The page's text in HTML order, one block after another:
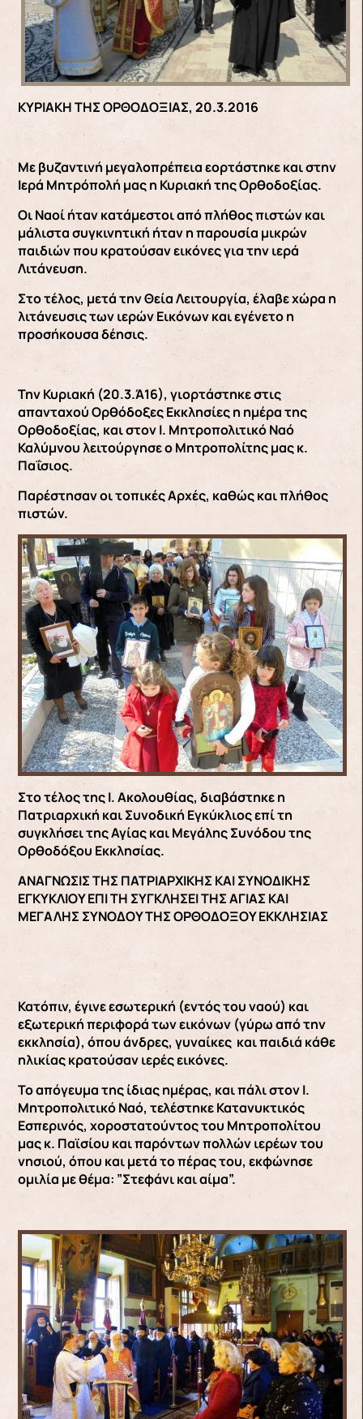
ΚΥΡΙΑΚΗ ΤΗΣ ΟΡΘΟΔΟΞΙΑΣ, 20.3.2016
Με βυζαντινή μεγαλοπρέπεια εορτάστηκε και στην
Ιερά Μητρόπολή μας η Κυριακή της Ορθοδοξίας.
Οι Ναοί ήταν κατάμεστοι από πλήθος πιστών και
μάλιστα συγκινητική ήταν η παρουσία μικρών
παιδιών που κρατούσαν εικόνες για την ιερά
Λιτάνευση.
Στο τέλος, μετά την Θεία Λειτουργία, έλαβε χώρα η
λιτάνευσις των ιερών Εικόνων και εγένετο η
προσήκουσα δέησις.
Την Κυριακή (20.3.Ά16), γιορτάστηκε στις
απανταχού Ορθόδοξες Εκκλησίες η ημέρα της
Ορθοδοξίας, και στον Ι. Μητροπολιτικό Ναό
Καλύμνου λειτούργησε ο Μητροπολίτης μας κ.
Παΐσιος.
Παρέστησαν οι τοπικές Αρχές, καθώς και πλήθος
πιστών.
Στο τέλος της Ι. Ακολουθίας, διαβάστηκε η
Πατριαρχική και Συνοδική Εγκύκλιος επί τη
συγκλήσει της Αγίας και Μεγάλης Συνόδου της
Ορθοδόξου Εκκλησίας.
ΑΝΑΓΝΩΣΙΣ ΤΗΣ ΠΑΤΡΙΑΡΧΙΚΗΣ ΚΑΙ ΣΥΝΟΔΙΚΗΣ
ΕΓΚΥΚΛΙΟΥ ΕΠΙ ΤΗ ΣΥΓΚΛΗΣΕΙ ΤΗΣ ΑΓΙΑΣ ΚΑΙ
ΜΕΓΑΛΗΣ ΣΥΝΟΔΟΥ ΤΗΣ ΟΡΘΟΔΟΞΟΥ ΕΚΚΛΗΣΙΑΣ
Κατόπιν, έγινε εσωτερική (εντός του ναού) και
εξωτερική περιφορά των εικόνων (γύρω από την
εκκλησία), όπου άνδρες, γυναίκες και παιδιά κάθε
ηλικίας κρατούσαν ιερές εικόνες.
Το απόγευμα της ίδιας ημέρας, και πάλι στον Ι.
Μητροπολιτικό Ναό, τελέστηκε Κατανυκτικός
Εσπερινός, χοροστατούντος του Μητροπολίτου
μας κ. Παϊσίου και παρόντων πολλών ιερέων του
νησιού, όπου και μετά το πέρας του, εκφώνησε
ομιλία με θέμα: ”Στεφάνι και αίμα”.